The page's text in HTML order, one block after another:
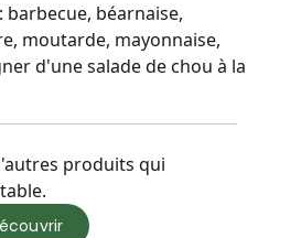
barbecue, béarnaise,
moutarde, mayonnaise,
d'une salade de chou à la
produits qui